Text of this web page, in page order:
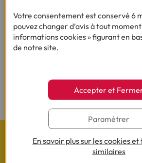
Besoin d’autres conseils sur le
Besoin d'en savoir plus sur le crédit
Votre consentement est conservé 6
pouvez changer d’avis à tout
informations cookies » figurant en
de notre site.
Accepter et
Paramétrer
En savoir plus sur les cookies
similaires